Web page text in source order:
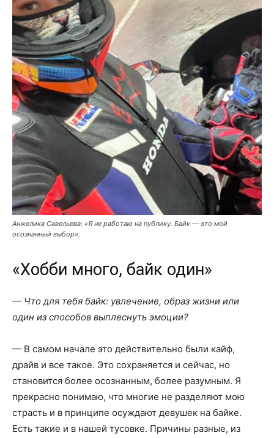
Анжелика Савельева: «Я не работаю на публику. Байк — это мой
осознанный выбор».
«Хобби много, байк один»
— Что для тебя байк: увлечение, образ жизни или
один из способов выплеснуть эмоции?
— В самом начале это действительно были кайф,
драйв и все такое. Это сохраняется и сейчас, но
становится более осознанным, более разумным. Я
прекрасно понимаю, что многие не разделяют мою
страсть и в принципе осуждают девушек на байке.
Есть такие и в нашей тусовке. Причины разные, из